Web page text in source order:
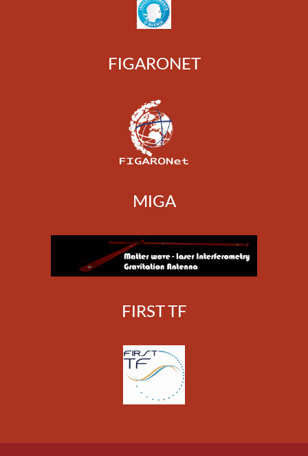
FIGARONET
MIGA
FIRST TF